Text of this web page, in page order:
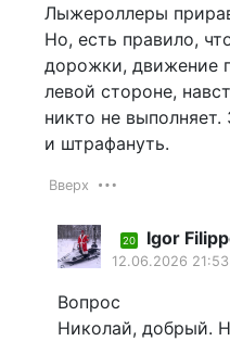
Лыжероллеры
Но, есть правило,
дорожки, движение
левой стороне,
никто не
и штрафануть.
Вверх
20 Igor
12.06.2026 21:53
Вопрос
Николай, добрый.